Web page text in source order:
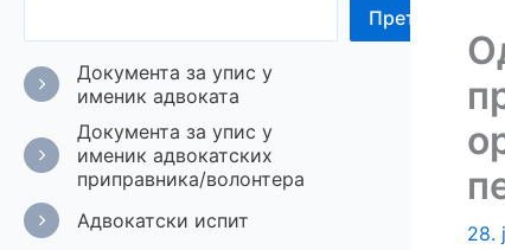
Претрага
Документа за упис у
именик адвоката
Документа за упис у
именик адвокатских
приправника/волонтера
Адвокатски испит
28.